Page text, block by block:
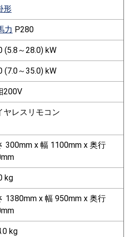
形
力 P280
(5.8～28.0) kW
(7.0～35.0) kW
200V
ヤレスリモコン
300mm x 幅 1100mm x 奥行
kg
1380mm x 幅 950mm x 奥行
kg